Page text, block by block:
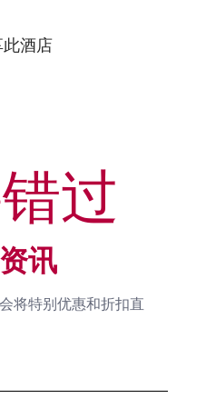
此酒店
讯
将特别优惠和折扣直
过